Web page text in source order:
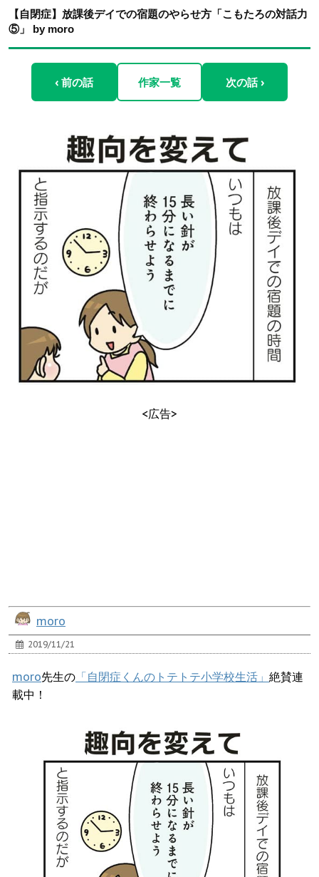
【自閉症】放課後デイでの宿題のやらせ方「こもたろの対話力
⑤」 by moro
‹ 前の話 作家一覧 次の話 ›
<広告>
moro
2019/11/21
moro先生の 「自閉症くんのトテトテ小学校生活」 絶賛連
載中！